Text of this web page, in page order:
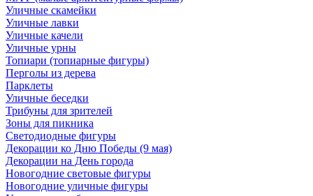
Уличные скамейки
Уличные лавки
Уличные качели
Уличные урны
Топиари (топиарные фигуры)
Перголы из дерева
Парклеты
Уличные беседки
Трибуны для зрителей
Зоны для пикника
Светодиодные фигуры
Декорации ко Дню Победы (9 мая)
Декорации на День города
Новогодние световые фигуры
Новогодние уличные фигуры